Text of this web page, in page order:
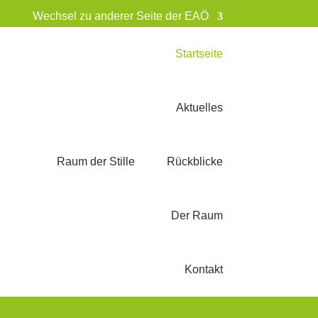
Wechsel zu anderer Seite der EAÖ
Startseite
Aktuelles
Rückblicke
Der Raum
Kontakt